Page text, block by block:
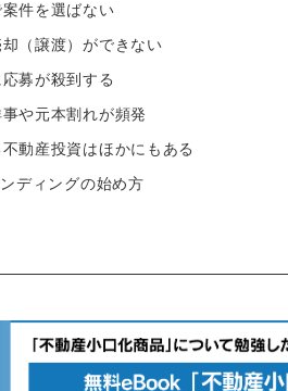
件を選ばない
（譲渡）ができない
募が殺到する
や元本割れが頻発
動産投資はほかにもある
ディングの始め方